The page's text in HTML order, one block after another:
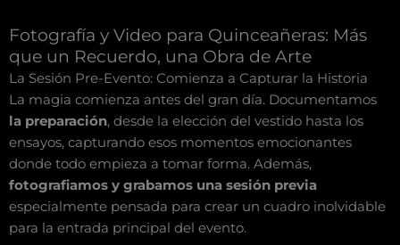
Fotografía y Video para Quinceañeras: Más
que un Recuerdo, una Obra de Arte
La Sesión Pre-Evento: Comienza a Capturar la Historia
La magia comienza antes del gran día. Documentamos
la preparación, desde la elección del vestido hasta los
ensayos, capturando esos momentos emocionantes
donde todo empieza a tomar forma. Además,
fotografiamos y grabamos una sesión previa
especialmente pensada para crear un cuadro inolvidable
para la entrada principal del evento.